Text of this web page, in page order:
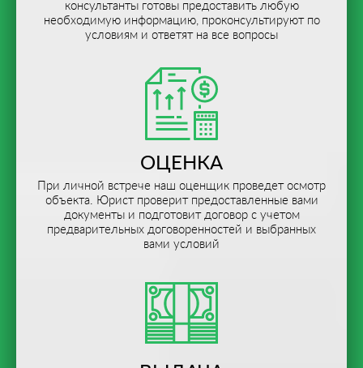
консультанты готовы предоставить любую
необходимую информацию, проконсультируют по
условиям и ответят на все вопросы
ОЦЕНКА
При личной встрече наш оценщик проведет осмотр
объекта. Юрист проверит предоставленные вами
документы и подготовит договор с учетом
предварительных договоренностей и выбранных
вами условий